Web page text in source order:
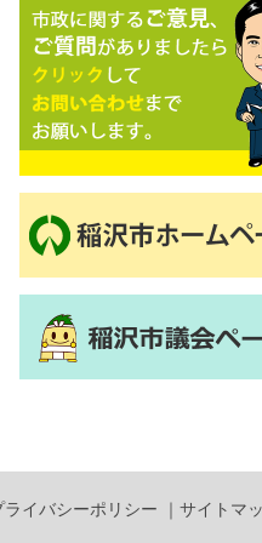
ライバシーポリシー ｜ サイトマ